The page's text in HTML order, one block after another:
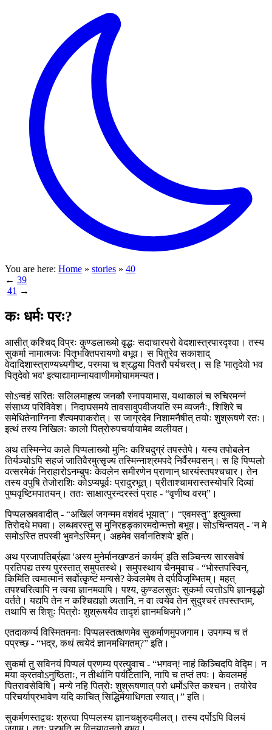
You are here: Home » stories » 40
← 39
41 →
कः धर्मः परः?
आसीत् कश्चिद् विप्रः कुण्डलाख्यो वृद्धः सदाचारपरो वेदशास्त्रपारदृश्वा। तस्य
सुकर्मा नामात्मजः पितृभक्तिपरायणो बभूव। स पितुरेव सकाशाद्
वेदादिशास्त्राण्यध्यगीष्ट, परमया च श्रद्धया पितरौ पर्यचरत्। स हि 'मातृदेवो भव
पितृदेवो भव' इत्याद्यामाम्नायवाणीममोघाममन्यत।
सोऽन्वहं सरितः सलिलमाहृत्य जनकौ स्नापयामास, यथाकालं च रुचिरमन्नं
संसाध्य परिविवेश। निदाघसमये तावसावुपवीजयति स्म व्यजनैः, शिशिरे च
समेधितेनाग्निना शैत्यमपाकरोत्। स जाग्रदेव निशामनैषीत् तयोः शुश्रूषणे रतः।
इत्थं तस्य निखिलः कालो पित्रोरुपचर्यायामेव व्यलीयत।
अथ तस्मिन्नेव काले पिप्पलाख्यो मुनिः कश्चिदुग्रं तपस्तेपे। यस्य तपोबलेन
तिर्यञ्चोऽपि सहजं जातिवैरमुत्सृज्य तस्मिन्नाश्रमपदे निर्वैरमवसन्। स हि पिप्पलो
वत्सरमेकं निराहारोऽनम्बुपः केवलेन समीरणेन प्राणान् धारयंस्तपश्चचार। तेन
तस्य वपुषि तेजोराशिः कोऽप्यपूर्वः प्रादुरभूत्। प्रीताश्चामरास्तस्योपरि दिव्यां
पुष्पवृष्टिमपातयन्। ततः साक्षात्पुरन्दरस्तं प्राह - “वृणीष्व वरम्”।
पिप्पलस्त्ववादीत् - “अखिलं जगन्मम वशंवदं भूयात्”। “एवमस्तु” इत्युक्त्वा
तिरोदधे मघवा। लब्धवरस्तु स मुनिरहङ्कारमदोन्मत्तो बभूव। सोऽचिन्तयत् - 'न मे
समोऽस्ति तपस्वी भुवनेऽस्मिन्। अहमेव सर्वानतिशये' इति।
अथ प्रजापतिर्ब्रह्मा 'अस्य मुनेर्मानखण्डनं कार्यम्' इति सञ्चिन्त्य सारसवेषं
प्रतिपद्य तस्य पुरस्तात् समुपतस्थे। समुपस्थाय चैनमुवाच - “भोस्तपस्विन्,
किमिति त्वमात्मानं सर्वोत्कृष्टं मन्यसे? केवलमेष ते दर्पविजृम्भितम्। महत्
तपश्चरित्वापि न त्वया ज्ञानमवापि। पश्य, कुण्डलसुतः सुकर्मा त्वत्तोऽपि ज्ञानवृद्धो
वर्तते। यद्यपि तेन न कश्चिद्यज्ञो व्यतानि, न वा त्वयेव तेन सुदुश्चरं तपस्तप्तम्,
तथापि स शिशुः पित्रोः शुश्रूषयैव तादृशं ज्ञानमधिजगे।”
एतदाकर्ण्य विस्मितमनाः पिप्पलस्तत्क्षणमेव सुकर्माणमुपजगाम। उपगम्य च तं
पप्रच्छ - “भद्र, कथं त्वयेदं ज्ञानमधिगतम्?” इति।
सुकर्मा तु सविनयं पिप्पलं प्रणम्य प्रत्युवाच - “भगवन्! नाहं किञ्चिदपि वेद्मि। न
मया क्रतवोऽनुष्ठिताः, न तीर्थानि पर्यटितानि, नापि च तप्तं तपः। केवलमहं
पितरावसेविषि। मन्ये नहि पित्रोः शुश्रूषणात् परो धर्मोऽस्ति कश्चन। तयोरेव
परिचर्याप्रभावेण यदि काचित् सिद्धिर्मयाधिगता स्यात्।” इति।
सुकर्मणस्तद्वचः श्रुत्वा पिप्पलस्य ज्ञानचक्षुरुदमीलत्। तस्य दर्पोऽपि विलयं